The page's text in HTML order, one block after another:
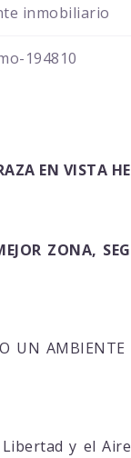
inmobiliario
194810
EN VISTA
ZONA,
UN
y el